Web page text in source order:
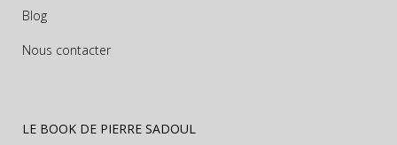
Blog
Nous contacter
LE BOOK DE PIERRE SADOUL